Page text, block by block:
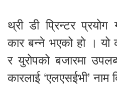
थ्री डी प्रिन्टर प्रयोग
कार बन्ने भएको हो । यो
र युरोपको बजारमा
कारलाई ‘एलएसईभी’ नाम